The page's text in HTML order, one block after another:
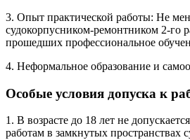
3. Опыт практической работы: Не
судокорпусником-ремонтником 2-го
прошедших профессиональное
4. Неформальное образование и
Особые условия допуска к
1. В возрасте до 18 лет не
работам в замкнутых пространствах